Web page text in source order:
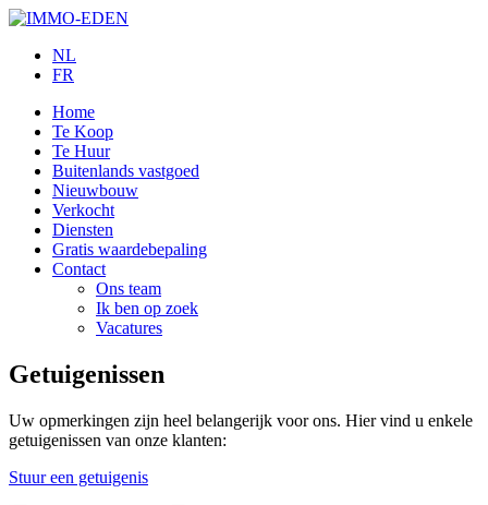
NL
FR
Home
Te Koop
Te Huur
Buitenlands vastgoed
Nieuwbouw
Verkocht
Diensten
Gratis waardebepaling
Contact
Ons team
Ik ben op zoek
Vacatures
Getuigenissen
Uw opmerkingen zijn heel belangerijk voor ons. Hier vind u enkele
getuigenissen van onze klanten:
Stuur een getuigenis